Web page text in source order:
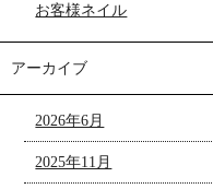
お客様ネイル
アーカイブ
2026年6月
2025年11月